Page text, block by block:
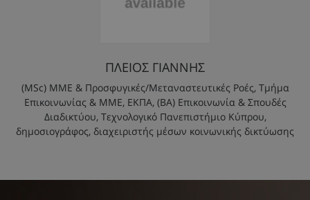
ΠΛΕΙΟΣ ΓΙΑΝΝΗΣ
(MSc) ΜME & Προσφυγικές/Μεταναστευτικές Ροές, Τμήμα
Επικοινωνίας & ΜΜΕ, ΕΚΠΑ, (ΒΑ) Επικοινωνία & Σπουδές
Διαδικτύου, Τεχνολογικό Πανεπιστήμιο Κύπρου,
δημοσιογράφος, διαχειριστής μέσων κοινωνικής δικτύωσης